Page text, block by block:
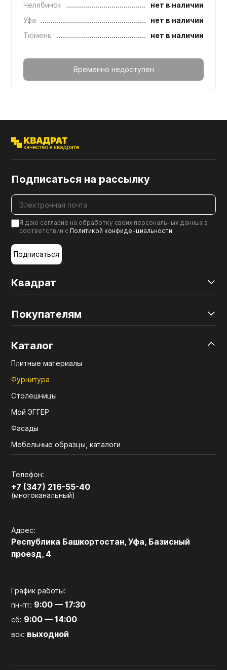
Челябинск
нет в наличии
Уфа
нет в наличии
Тюмень
нет в наличии
Временно недоступен
Квадрат
Покупателям
Каталог
Плитные материалы
Фурнитура
Столешницы
Мой ЭГГЕР
Фасады
Мебельные образцы, каталоги
Телефон:
+7 (347) 216-55-40
(многоканальный)
Адрес:
Республика Башкортостан, Уфа, Базисный
проезд, 4
График работы:
пн-пт: 9:00 — 17:30
сб: 9:00 — 14:00
вск: выходной
Подписаться на рассылку
Я даю согласие на обработку своих персональных данных в
соответствии с Политикой конфиденциальности.
Подписаться